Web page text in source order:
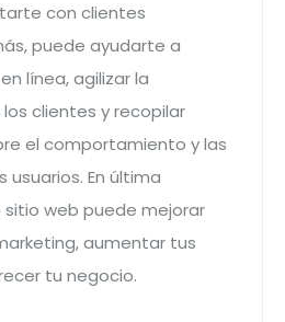
con clientes
puede ayudarte a
línea, agilizar la
clientes y recopilar
el comportamiento y las
En última
web puede mejorar
aumentar tus
tu negocio.